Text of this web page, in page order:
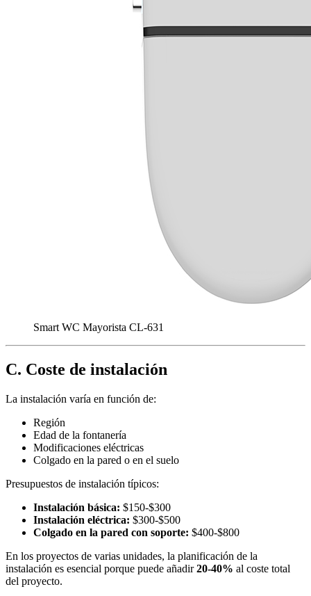
Smart WC Mayorista CL-631
C. Coste de instalación
La instalación varía en función de:
Región
Edad de la fontanería
Modificaciones eléctricas
Colgado en la pared o en el suelo
Presupuestos de instalación típicos:
Instalación básica: $150-$300
Instalación eléctrica: $300-$500
Colgado en la pared con soporte: $400-$800
En los proyectos de varias unidades, la planificación de la
instalación es esencial porque puede añadir20-40% al coste total
del proyecto.